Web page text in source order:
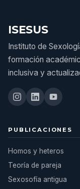
ISESUS
Instituto de
formación
inclusiva y
PUBLICACIONES
Homos y heteros
Teoría de pareja
Sexosofía antigua